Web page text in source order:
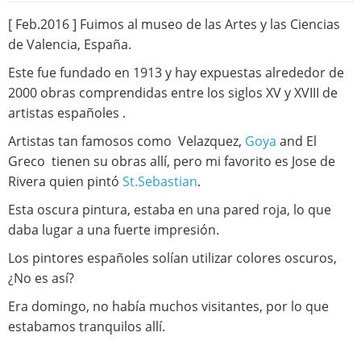
[ Feb.2016 ] Fuimos al museo de las Artes y las Ciencias
de Valencia, España.
Este fue fundado en 1913 y hay expuestas alrededor de
2000 obras comprendidas entre los siglos XV y XVIII de
artistas españoles .
Artistas tan famosos como Velazquez, Goya and El
Greco tienen su obras allí, pero mi favorito es Jose de
Rivera quien pintó St.Sebastian.
Esta oscura pintura, estaba en una pared roja, lo que
daba lugar a una fuerte impresión.
Los pintores españoles solían utilizar colores oscuros,
¿No es así?
Era domingo, no había muchos visitantes, por lo que
estabamos tranquilos allí.